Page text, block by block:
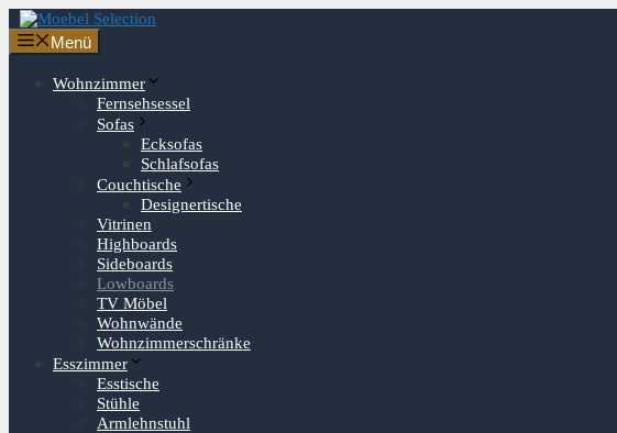
Zum
Inhalt
springen
Menü
Wohnzimmer
Fernsehsessel
Sofas
Ecksofas
Schlafsofas
Couchtische
Designertische
Vitrinen
Highboards
Sideboards
Lowboards
TV Möbel
Wohnwände
Wohnzimmerschränke
Esszimmer
Esstische
Stühle
Armlehnstuhl